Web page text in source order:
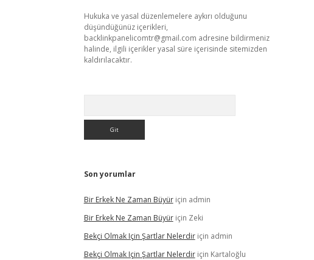
Hukuka ve yasal düzenlemelere aykırı olduğunu
düşündüğünüz içerikleri,
backlinkpanelicomtr@gmail.com adresine bildirmeniz
halinde, ilgili içerikler yasal süre içerisinde sitemizden
kaldırılacaktır.
Son yorumlar
Bir Erkek Ne Zaman Büyüriçin admin
Bir Erkek Ne Zaman Büyüriçin Zeki
Bekçi Olmak Için Şartlar Nelerdiriçin admin
Bekçi Olmak Için Şartlar Nelerdiriçin Kartaloğlu